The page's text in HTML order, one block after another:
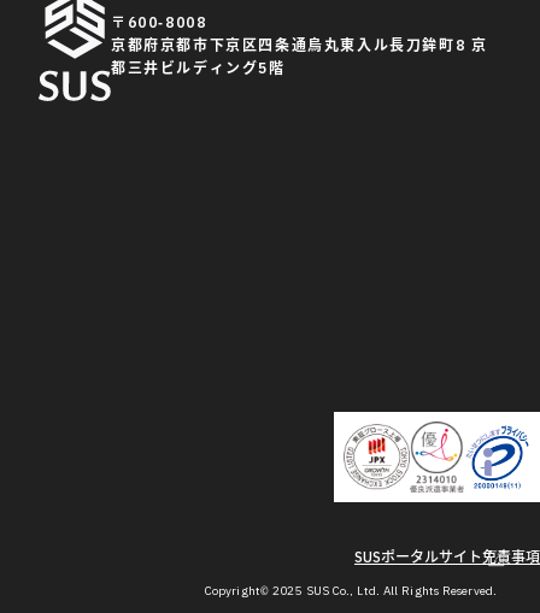
〒600-8008
京都府京都市下京区四条通烏丸東入ル長刀鉾町8 京
都三井ビルディング5階
SUSポータルサイト免責事項
Copyright© 2025 SUS Co., Ltd. All Rights Reserved.